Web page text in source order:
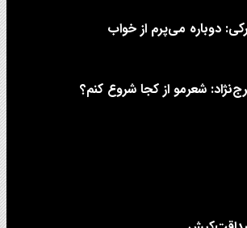
دوباره می‌پرم از خواب
شعرمو از کجا شروع کنم؟